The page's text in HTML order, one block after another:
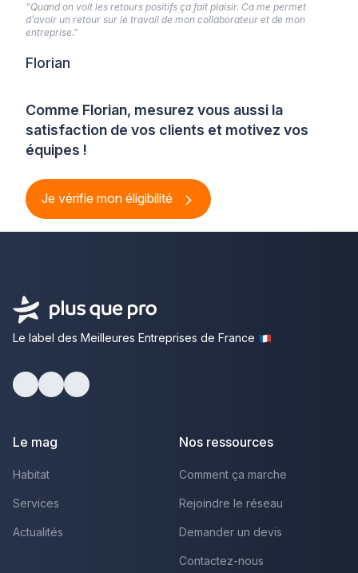
Comme Florian, mesurez vous aussi la
satisfaction de vos clients et motivez vos
équipes !
Je vérifie mon éligibilité
“Quand on voit les retours positifs ça fait plaisir. Ca me permet
d’avoir un retour sur le travail de mon collaborateur et de mon
entreprise.”
Florian
Le label des Meilleures Entreprises de France
Le mag
Habitat
Services
Actualités
Nos ressources
Comment ça marche
Rejoindre le réseau
Demander un devis
Contactez-nous